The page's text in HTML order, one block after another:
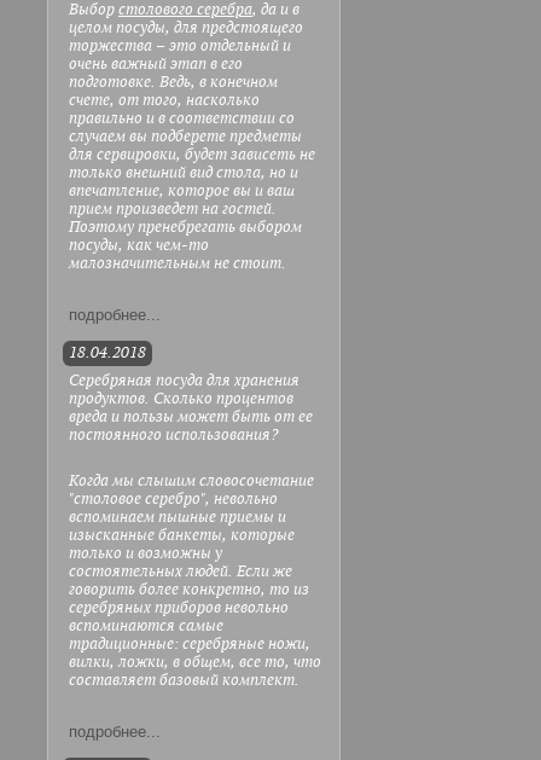
Выбор столового серебра, да и в
целом посуды, для предстоящего
торжества – это отдельный и
очень важный этап в его
подготовке. Ведь, в конечном
счете, от того, насколько
правильно и в соответствии со
случаем вы подберете предметы
для сервировки, будет зависеть не
только внешний вид стола, но и
впечатление, которое вы и ваш
прием произведет на гостей.
Поэтому пренебрегать выбором
посуды, как чем-то
малозначительным не стоит.
подробнее...
18.04.2018
Серебряная посуда для хранения
продуктов. Сколько процентов
вреда и пользы может быть от ее
постоянного использования?
Когда мы слышим словосочетание
"столовое серебро", невольно
вспоминаем пышные приемы и
изысканные банкеты, которые
только и возможны у
состоятельных людей. Если же
говорить более конкретно, то из
серебряных приборов невольно
вспоминаются самые
традиционные: серебряные ножи,
вилки, ложки, в общем, все то, что
составляет базовый комплект.
подробнее...